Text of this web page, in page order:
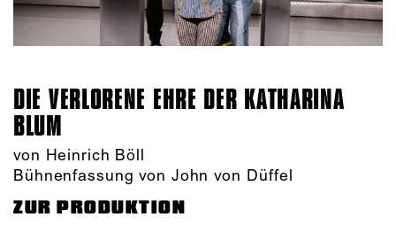
DIE VERLORENE EHRE DER KATHARINA
BLUM
von Heinrich Böll
Bühnenfassung von John von Düffel
ZUR PRODUKTION